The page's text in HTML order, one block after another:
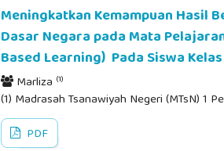
Meningkatkan Kemampuan Hasil
Dasar Negara pada Mata
Based Learning) Pada Siswa
Marliza (1)
(1) Madrasah Tsanawiyah Negeri (MTsN) 1
PDF